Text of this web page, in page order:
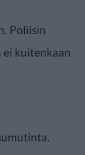
Poliisin
ei kuitenkaan